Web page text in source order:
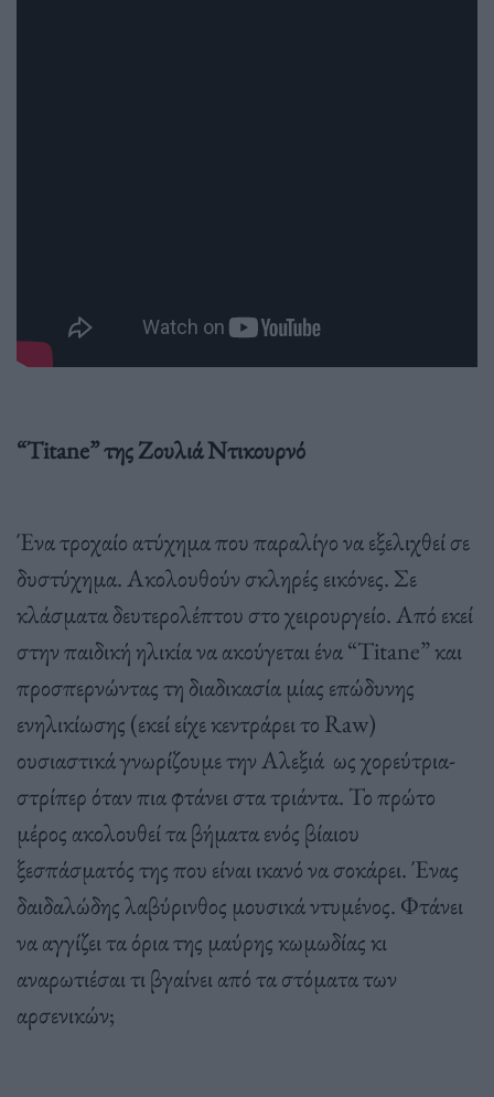
“Titane” της Ζουλιά Ντικουρνό
Ένα τροχαίο ατύχημα που παραλίγο να εξελιχθεί σε
δυστύχημα. Ακολουθούν σκληρές εικόνες. Σε
κλάσματα δευτερολέπτου στο χειρουργείο. Από εκεί
στην παιδική ηλικία να ακούγεται ένα “Titane” και
προσπερνώντας τη διαδικασία μίας επώδυνης
ενηλικίωσης (εκεί είχε κεντράρει το Raw)
ουσιαστικά γνωρίζουμε την Αλεξιά ως χορεύτρια-
στρίπερ όταν πια φτάνει στα τριάντα. Το πρώτο
μέρος ακολουθεί τα βήματα ενός βίαιου
ξεσπάσματός της που είναι ικανό να σοκάρει. Ένας
δαιδαλώδης λαβύρινθος μουσικά ντυμένος. Φτάνει
να αγγίζει τα όρια της μαύρης κωμωδίας κι
αναρωτιέσαι τι βγαίνει από τα στόματα των
αρσενικών;